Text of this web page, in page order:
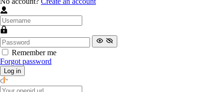
Remember me
Forgot password
Log in